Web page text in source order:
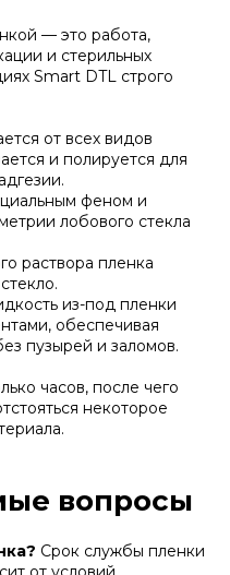
Ежедневно
— это работа,
и стерильных
Smart DTL строго
от всех видов
и полируется для
феном и
лобового стекла
раствора пленка
из-под пленки
обеспечивая
пузырей и заломов.
часов, после чего
некоторое
вопросы
Срок службы пленки